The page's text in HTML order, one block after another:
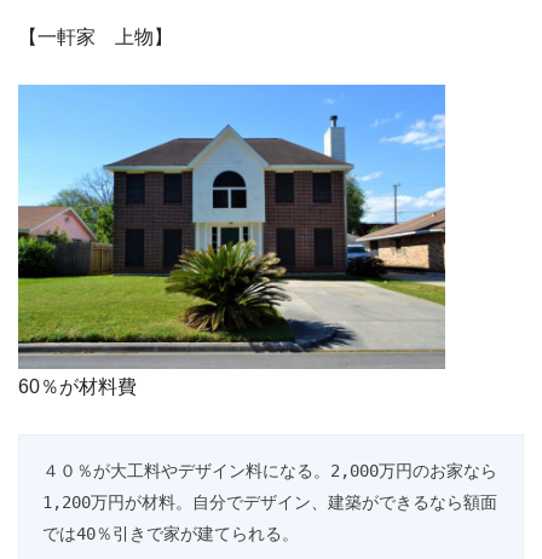
【一軒家 上物】
60％が材料費
４０％が大工料やデザイン料になる。2,000万円のお家なら
1,200万円が材料。自分でデザイン、建築ができるなら額面
では40％引きで家が建てられる。